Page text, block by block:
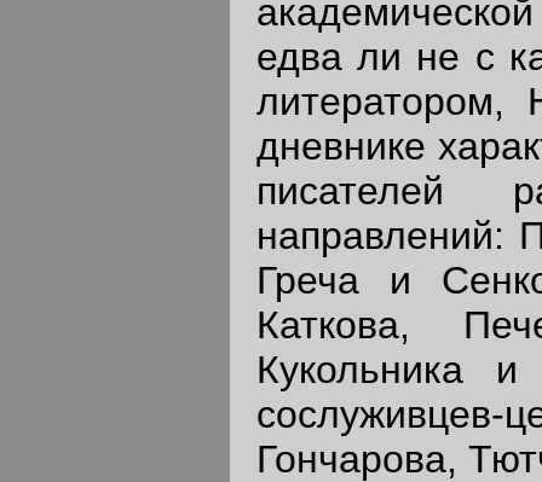
едва ли не с
литератором,
дневнике
писателей
направлений:
Греча и
Каткова,
Кукольника и
сослуживцев-
Гончарова,